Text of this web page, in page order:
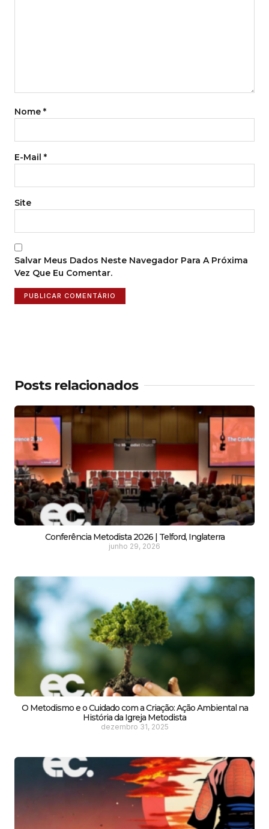
Nome *
E-Mail *
Site
Salvar Meus Dados Neste Navegador Para A Próxima
Vez Que Eu Comentar.
Posts relacionados
Conferência Metodista 2026 | Telford, Inglaterra
junho 29, 2026
O Metodismo e o Cuidado com a Criação: Ação Ambiental na
História da Igreja Metodista
dezembro 31, 2025